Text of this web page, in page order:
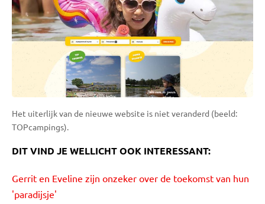
Het uiterlijk van de nieuwe website is niet veranderd (beeld:
TOPcampings).
DIT VIND JE WELLICHT OOK INTERESSANT:
Gerrit en Eveline zijn onzeker over de toekomst van hun
'paradijsje'